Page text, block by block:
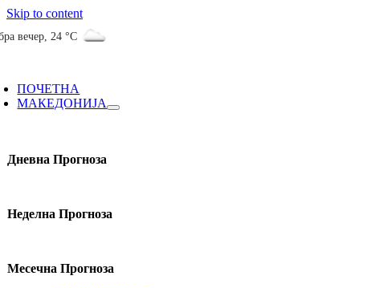
Skip to content
вечер,24 °C
ПОЧЕТНА
МАКЕДОНИЈА
Дневна Прогноза
Неделна Прогноза
Месечна Прогноза